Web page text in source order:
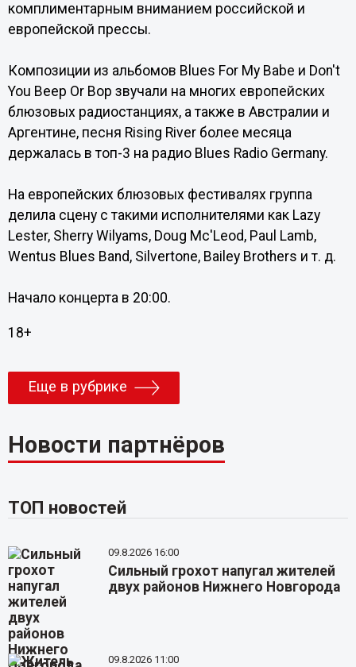
комплиментарным вниманием российской и
европейской прессы.
Композиции из альбомов Blues For My Babe и Don't
You Beep Or Bop звучали на многих европейских
блюзовых радиостанциях, а также в Австралии и
Аргентине, песня Rising River более месяца
держалась в топ-3 на радио Blues Radio Germany.
На европейских блюзовых фестивалях группа
делила сцену с такими исполнителями как Lazy
Lester, Sherry Wilyams, Doug Mc'Leod, Paul Lamb,
Wentus Blues Band, Silvertone, Bailey Brothers и т. д.
Начало концерта в 20:00.
18+
Еще в рубрике
Новости партнёров
ТОП новостей
09.8.2026 16:00
Сильный грохот напугал жителей
двух районов Нижнего Новгорода
09.8.2026 11:00